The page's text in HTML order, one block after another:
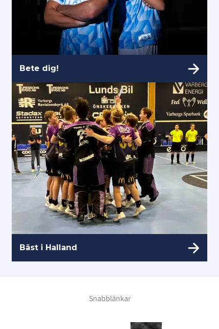
Bete dig!
Bäst i Halland
Snabblänkar